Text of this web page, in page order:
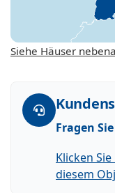
Siehe Häuser
Fragen
Klicken
diesem